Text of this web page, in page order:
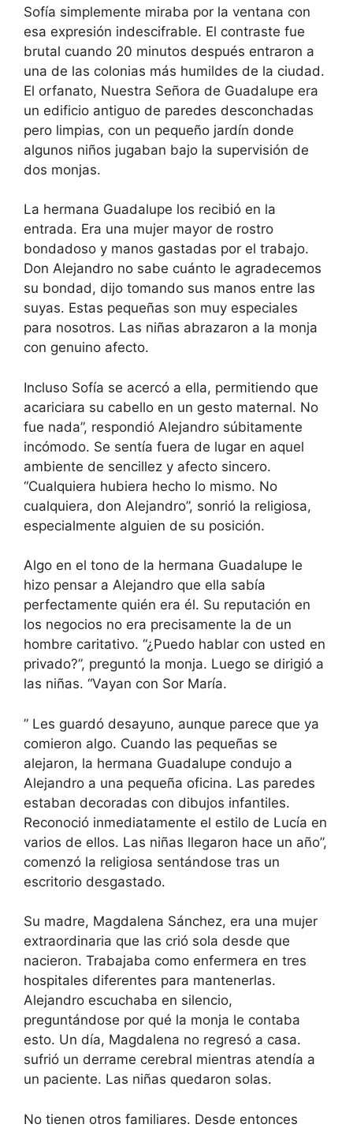
Sofía simplemente miraba por la ventana con
esa expresión indescifrable. El contraste fue
brutal cuando 20 minutos después entraron a
una de las colonias más humildes de la ciudad.
El orfanato, Nuestra Señora de Guadalupe era
un edificio antiguo de paredes desconchadas
pero limpias, con un pequeño jardín donde
algunos niños jugaban bajo la supervisión de
dos monjas.
La hermana Guadalupe los recibió en la
entrada. Era una mujer mayor de rostro
bondadoso y manos gastadas por el trabajo.
Don Alejandro no sabe cuánto le agradecemos
su bondad, dijo tomando sus manos entre las
suyas. Estas pequeñas son muy especiales
para nosotros. Las niñas abrazaron a la monja
con genuino afecto.
Incluso Sofía se acercó a ella, permitiendo que
acariciara su cabello en un gesto maternal. No
fue nada”, respondió Alejandro súbitamente
incómodo. Se sentía fuera de lugar en aquel
ambiente de sencillez y afecto sincero.
“Cualquiera hubiera hecho lo mismo. No
cualquiera, don Alejandro”, sonrió la religiosa,
especialmente alguien de su posición.
Algo en el tono de la hermana Guadalupe le
hizo pensar a Alejandro que ella sabía
perfectamente quién era él. Su reputación en
los negocios no era precisamente la de un
hombre caritativo. “¿Puedo hablar con usted en
privado?”, preguntó la monja. Luego se dirigió a
las niñas. “Vayan con Sor María.
” Les guardó desayuno, aunque parece que ya
comieron algo. Cuando las pequeñas se
alejaron, la hermana Guadalupe condujo a
Alejandro a una pequeña oficina. Las paredes
estaban decoradas con dibujos infantiles.
Reconoció inmediatamente el estilo de Lucía en
varios de ellos. Las niñas llegaron hace un año”,
comenzó la religiosa sentándose tras un
escritorio desgastado.
Su madre, Magdalena Sánchez, era una mujer
extraordinaria que las crió sola desde que
nacieron. Trabajaba como enfermera en tres
hospitales diferentes para mantenerlas.
Alejandro escuchaba en silencio,
preguntándose por qué la monja le contaba
esto. Un día, Magdalena no regresó a casa.
sufrió un derrame cerebral mientras atendía a
un paciente. Las niñas quedaron solas.
No tienen otros familiares. Desde entonces